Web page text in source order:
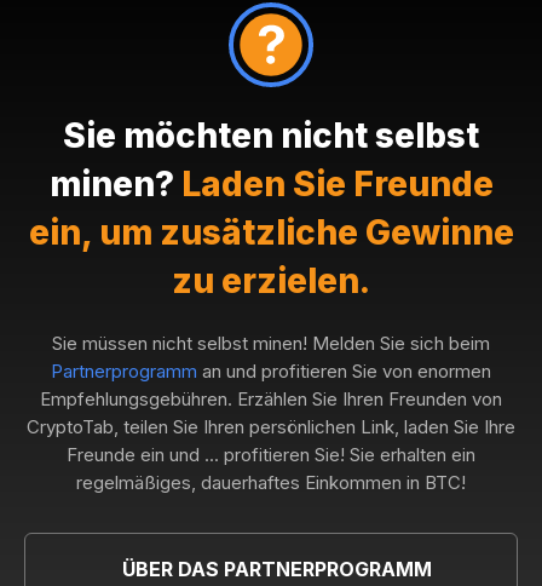
Sie möchten nicht selbst
minen? Laden Sie Freunde
ein, um zusätzliche Gewinne
zu erzielen.
Sie müssen nicht selbst minen! Melden Sie sich beim
Partnerprogramm an und profitieren Sie von enormen
Empfehlungsgebühren. Erzählen Sie Ihren Freunden von
CryptoTab, teilen Sie Ihren persönlichen Link, laden Sie Ihre
Freunde ein und ... profitieren Sie! Sie erhalten ein
regelmäßiges, dauerhaftes Einkommen in BTC!
ÜBER DAS PARTNERPROGRAMM